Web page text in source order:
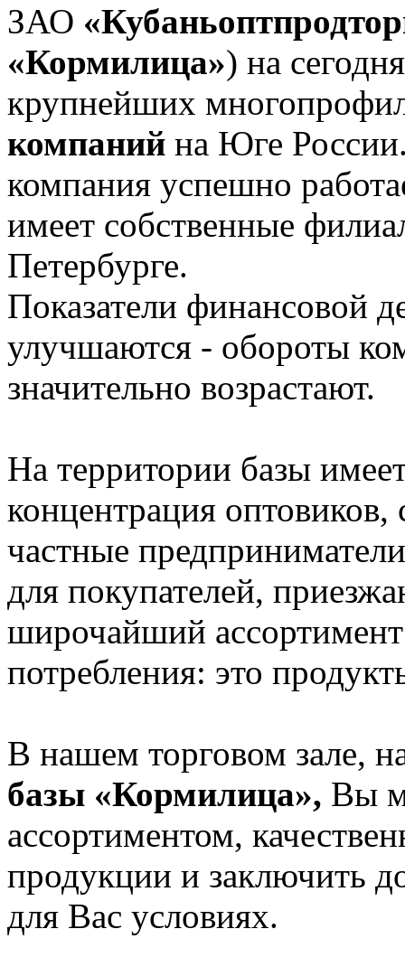
ЗАО
«Кормилица») на
крупнейших
компаний на Юге
компания успешно
имеет собственные
Петербурге.
Показатели финансовой
улучшаются - обороты
значительно возрастают.
На территории базы
концентрация
частные
для покупателей,
широчайший ассортимент
потребления: это
В нашем торговом зале,
базы «Кормилица», Вы
ассортиментом,
продукции и заключить
для Вас условиях.